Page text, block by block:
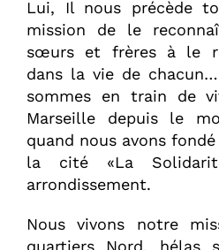
Lui, Il nous précède
mission de le
sœurs et frères à le
dans la vie de
sommes en train de
Marseille depuis le
quand nous avons
la cité «La
arrondissement.
Nous vivons notre
quartiers Nord, hélas